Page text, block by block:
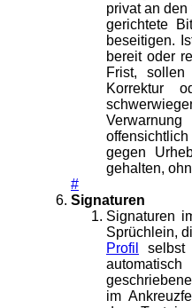
privat an
gerichtete
beseitigen.
bereit oder
Frist,
Korrektur
gegen
gehalten,
#
Signaturen
Signaturen
Sprüchlein,
Profil
selbst
im